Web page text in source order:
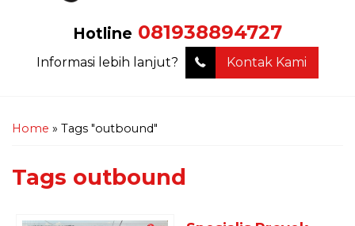
Hotline 081938894727
Informasi lebih lanjut? Kontak Kami
Home » Tags "outbound"
Tags outbound